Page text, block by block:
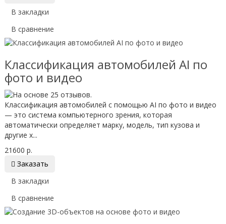
В закладки
В сравнение
Классификация автомобилей AI по
фото и видео
Классификация автомобилей с помощью AI по фото и видео
— это система компьютерного зрения, которая
автоматически определяет марку, модель, тип кузова и
другие х...
21600 р.
 Заказать
В закладки
В сравнение